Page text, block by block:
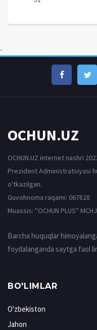
-
OCHUN.UZ
OCHUN.UZ internet nashri
Prezident Administratsiyasi
o'tkazilgan.
Guvohnoma raqami: 067828
Muassis: ''OCHUN PLUS'' MCHJ
Barcha huquqlar
foydalanganda saytga faol
BO'LIMLAR
O'zbekiston
Jahon